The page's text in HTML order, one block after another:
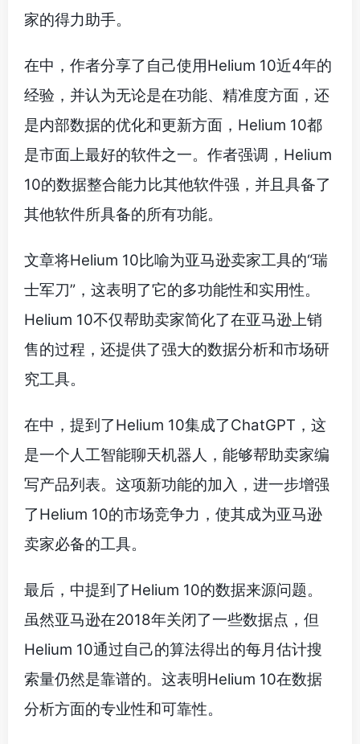
家的得力助手。
在中，作者分享了自己使用Helium 10近4年的
经验，并认为无论是在功能、精准度方面，还
是内部数据的优化和更新方面，Helium 10都
是市面上最好的软件之一。作者强调，Helium
10的数据整合能力比其他软件强，并且具备了
其他软件所具备的所有功能。
文章将Helium 10比喻为亚马逊卖家工具的“瑞
士军刀”，这表明了它的多功能性和实用性。
Helium 10不仅帮助卖家简化了在亚马逊上销
售的过程，还提供了强大的数据分析和市场研
究工具。
在中，提到了Helium 10集成了ChatGPT，这
是一个人工智能聊天机器人，能够帮助卖家编
写产品列表。这项新功能的加入，进一步增强
了Helium 10的市场竞争力，使其成为亚马逊
卖家必备的工具。
最后，中提到了Helium 10的数据来源问题。
虽然亚马逊在2018年关闭了一些数据点，但
Helium 10通过自己的算法得出的每月估计搜
索量仍然是靠谱的。这表明Helium 10在数据
分析方面的专业性和可靠性。